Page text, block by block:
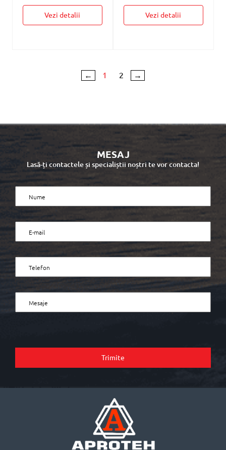
Vezi detalii Vezi detalii
← 1 2 →
MESAJ
Lasă-ți contactele și specialiștii noștri te vor contacta!
Trimite